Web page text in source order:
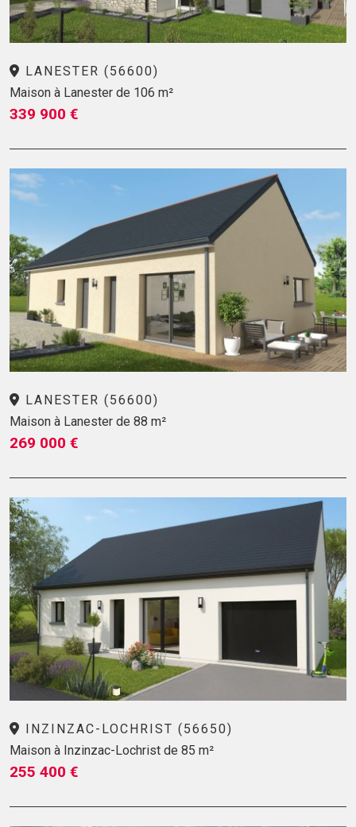
LANESTER (56600)
Maison à Lanester de 106 m²
339 900 €
LANESTER (56600)
Maison à Lanester de 88 m²
269 000 €
INZINZAC-LOCHRIST (56650)
Maison à Inzinzac-Lochrist de 85 m²
255 400 €